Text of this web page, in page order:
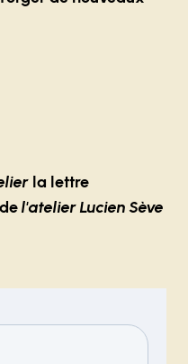
la lettre
l'atelier Lucien Sève